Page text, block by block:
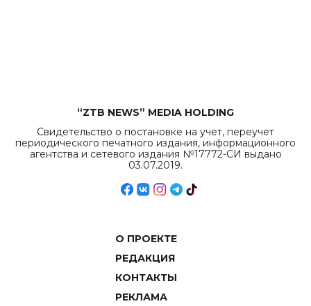
“ZTB NEWS” MEDIA HOLDING
Свидетельство о постановке на учет, переучет
периодического печатного издания, информационного
агентства и сетевого издания №17772-СИ выдано
03.07.2019.
О ПРОЕКТЕ
РЕДАКЦИЯ
КОНТАКТЫ
РЕКЛАМА